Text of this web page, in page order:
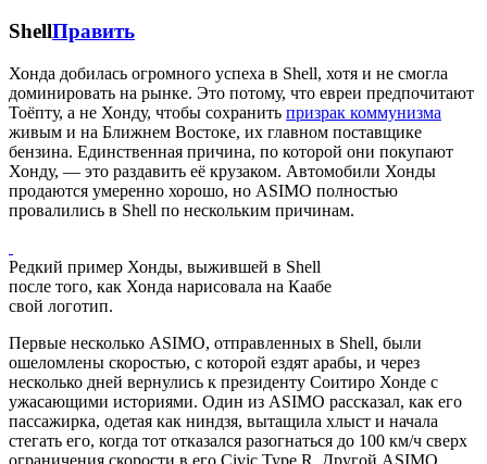
ShellПравить
Хонда добилась огромного успеха в Shell, хотя и не смогла
доминировать на рынке. Это потому, что евреи предпочитают
Тоёпту, а не Хонду, чтобы сохранить призрак коммунизма
живым и на Ближнем Востоке, их главном поставщике
бензина. Единственная причина, по которой они покупают
Хонду, — это раздавить её крузаком. Автомобили Хонды
продаются умеренно хорошо, но ASIMO полностью
провалились в Shell по нескольким причинам.
Редкий пример Хонды, выжившей в Shell
после того, как Хонда нарисовала на Каабе
свой логотип.
Первые несколько ASIMO, отправленных в Shell, были
ошеломлены скоростью, с которой ездят арабы, и через
несколько дней вернулись к президенту Соитиро Хонде с
ужасающими историями. Один из ASIMO рассказал, как его
пассажирка, одетая как ниндзя, вытащила хлыст и начала
стегать его, когда тот отказался разогнаться до 100 км/ч сверх